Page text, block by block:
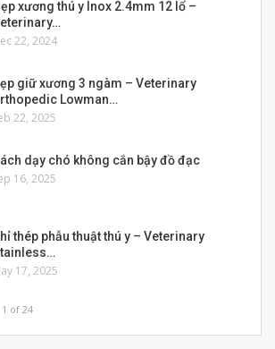
xương thú y Inox 2.4mm 12 lổ –
22, 2024
giữ xương 3 ngàm – Veterinary
Lowman…
22, 2025
dạy chó không cắn bậy đồ đạc
16, 2025
thép phẫu thuật thú y – Veterinary
17, 2025
1 of 24